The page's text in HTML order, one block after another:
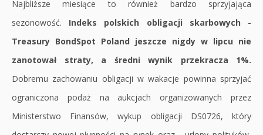
Najbliższe miesiące to również bardzo sprzyjająca
sezonowość. Indeks polskich obligacji skarbowych -
Treasury BondSpot Poland jeszcze nigdy w lipcu nie
zanotował straty, a średni wynik przekracza 1%.
Dobremu zachowaniu obligacji w wakacje powinna sprzyjać
ograniczona podaż na aukcjach organizowanych przez
Ministerstwo Finansów, wykup obligacji DS0726, który